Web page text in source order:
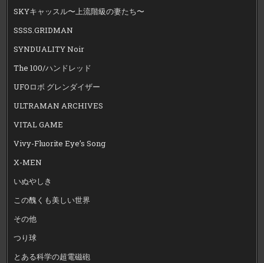
SKYキャッスル〜上流階級の妻たち〜
SSSS.GRIDMAN
SYNDUALITY Noir
The 100/ハンドレッド
UFOロボ グレンダイザー
ULTRAMAN ARCHIVES
VITAL GAME
Vivy-Fluorite Eye’s Song
X-MEN
いぬやしき
この醜くも美しい世界
その他
つり球
とある科学の超電磁砲